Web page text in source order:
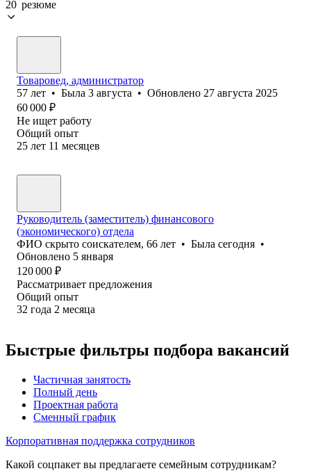
20 резюме
Товаровед, администратор
57 лет • Была 3 августа • Обновлено 27 августа 2025
60 000 ₽
Не ищет работу
Общий опыт
25 лет 11 месяцев
Руководитель (заместитель) финансового
(экономического) отдела
ФИО скрыто соискателем, 66 лет • Была сегодня •
Обновлено 5 января
120 000 ₽
Рассматривает предложения
Общий опыт
32 года 2 месяца
Быстрые фильтры подбора вакансий
Частичная занятость
Полный день
Проектная работа
Сменный график
Корпоративная поддержка сотрудников
Какой соцпакет вы предлагаете семейным сотрудникам?